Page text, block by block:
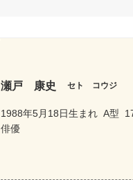
瀬戸 康史 セト コウジ
1988年5月18日生まれ A型
俳優